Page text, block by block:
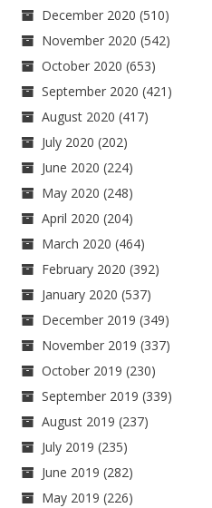
December 2020 (510)
November 2020 (542)
October 2020 (653)
September 2020 (421)
August 2020 (417)
July 2020 (202)
June 2020 (224)
May 2020 (248)
April 2020 (204)
March 2020 (464)
February 2020 (392)
January 2020 (537)
December 2019 (349)
November 2019 (337)
October 2019 (230)
September 2019 (339)
August 2019 (237)
July 2019 (235)
June 2019 (282)
May 2019 (226)